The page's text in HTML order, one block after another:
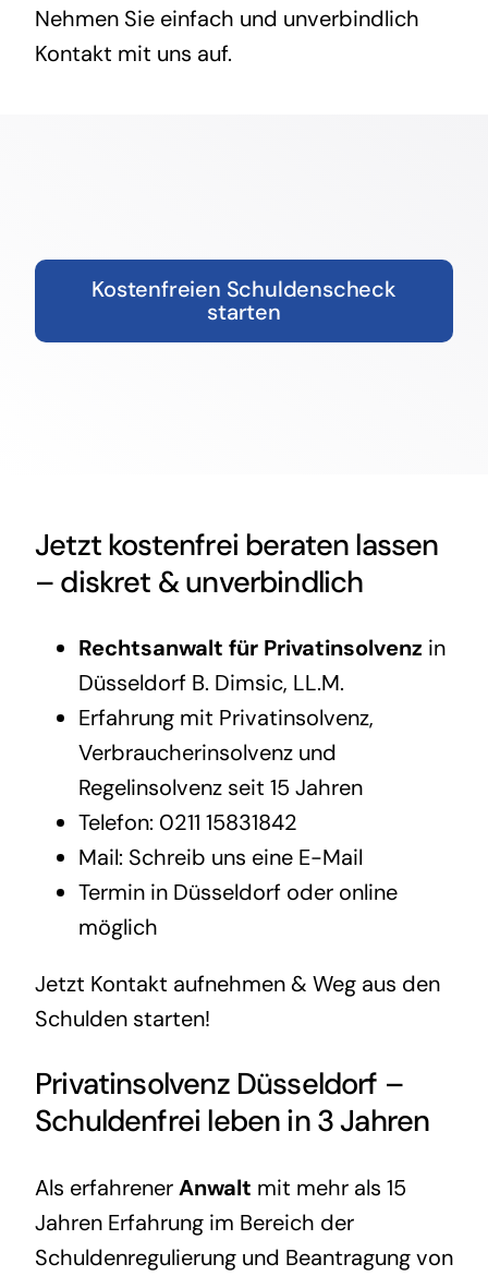
Nehmen Sie einfach und unverbindlich
Kontakt mit uns auf.
Kostenfreien Schuldenscheck
starten
Jetzt kostenfrei beraten lassen
– diskret & unverbindlich
Rechtsanwalt für Privatinsolvenz in
Düsseldorf B. Dimsic, LL.M.
Erfahrung mit Privatinsolvenz,
Verbraucherinsolvenzund
Regelinsolvenzseit 15 Jahren
Telefon: 0211 15831842
Mail: Schreib uns eine E-Mail
Termin in Düsseldorf oder online
möglich
Jetzt Kontakt aufnehmen & Weg aus den
Schulden starten!
Privatinsolvenz Düsseldorf –
Schuldenfrei leben in 3 Jahren
Als erfahrenerAnwalt mit mehr als 15
Jahren Erfahrung im Bereich der
Schuldenregulierung und Beantragung von